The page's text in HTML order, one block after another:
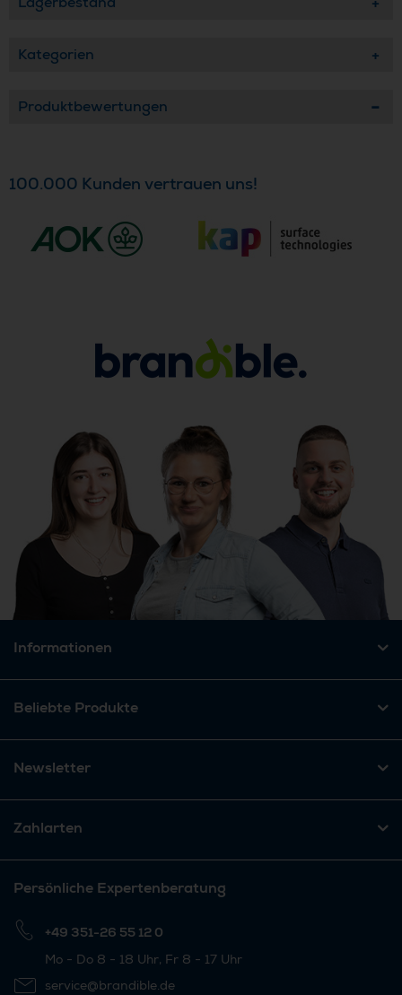
Kategorien
Produktbewertungen
100.000 Kunden vertrauen uns!
Informationen
Beliebte Produkte
Newsletter
Zahlarten
Persönliche Expertenberatung
+49 351-26 55 12 0
Mo - Do 8 - 18 Uhr, Fr 8 - 17 Uhr
service@brandible.de